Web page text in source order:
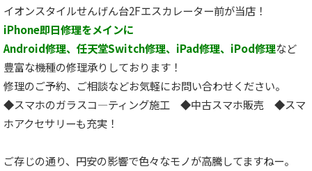
イオンスタイルせんげん台2Fエスカレーター前が当店！
iPhone即日修理をメインに
Android修理、任天堂Switch修理、iPad修理、iPod修理など
豊富な機種の修理承りしております！
修理のご予約、ご相談などお気軽にお問い合わせください。
◆スマホのガラスコ―ティング施工 ◆中古スマホ販売 ◆スマ
ホアクセサリーも充実！
ご存じの通り、円安の影響で色々なモノが高騰してますねー。